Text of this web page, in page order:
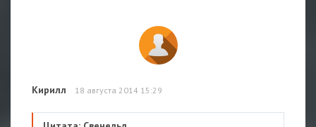
Кирилл 18 августа 2014 15:29